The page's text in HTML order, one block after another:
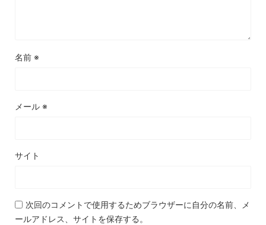
名前 ※
メール ※
サイト
次回のコメントで使用するためブラウザーに自分の名前、メ
ールアドレス、サイトを保存する。